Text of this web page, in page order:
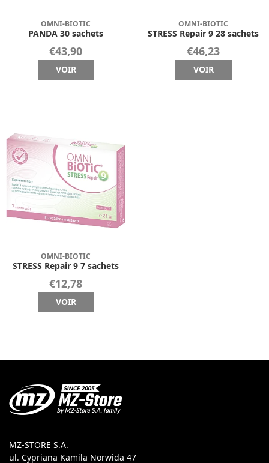
OMNI-BIOTIC
PANDA 30 sachets
€43,90
VOIR
OMNI-BIOTIC
STRESS Repair 9 28 sachets
€46,23
VOIR
OMNI-BIOTIC
STRESS Repair 9 7 sachets
€12,78
VOIR
MZ-STORE S.A.
ul. Cypriana Kamila Norwida 47